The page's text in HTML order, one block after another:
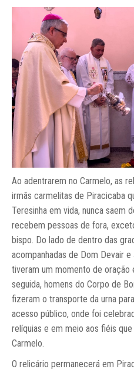
Ao adentrarem no Carmelo, as
irmãs carmelitas de Piracicaba
Teresinha em vida, nunca saem
recebem pessoas de fora,
bispo. Do lado de dentro das
acompanhadas de Dom Devair
tiveram um momento de oração
seguida, homens do Corpo de
fizeram o transporte da urna
acesso público, onde foi
relíquias e em meio aos fiéis
Carmelo.
O relicário permanecerá em